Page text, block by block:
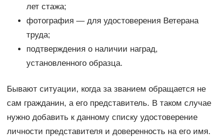
лет стажа;
фотография — для удостоверения Ветерана
труда;
подтверждения о наличии наград,
установленного образца.
Бывают ситуации, когда за званием обращается не
сам гражданин, а его представитель. В таком случае
нужно добавить к данному списку удостоверение
личности представителя и доверенность на его имя.